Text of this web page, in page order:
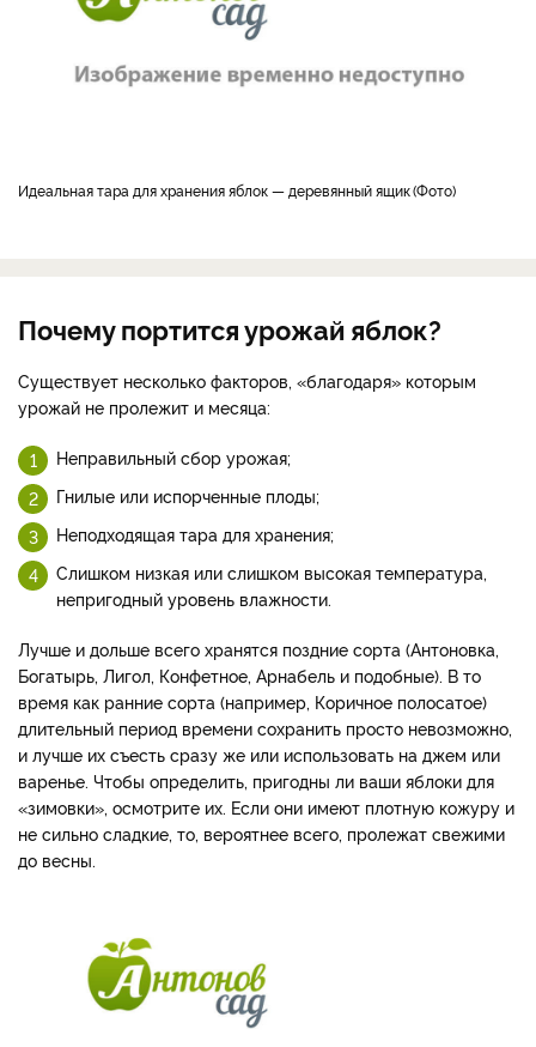
Идеальная тара для хранения яблок — деревянный ящик Фото
Почему портится урожай яблок?
Существует несколько факторов, «благодаря» которым
урожай не пролежит и месяца:
Неправильный сбор урожая;
Гнилые или испорченные плоды;
Неподходящая тара для хранения;
Слишком низкая или слишком высокая температура,
непригодный уровень влажности.
Лучше и дольше всего хранятся поздние сорта (Антоновка,
Богатырь, Лигол, Конфетное, Арнабель и подобные). В то
время как ранние сорта (например, Коричное полосатое)
длительный период времени сохранить просто невозможно,
и лучше их съесть сразу же или использовать на джем или
варенье. Чтобы определить, пригодны ли ваши яблоки для
«зимовки», осмотрите их. Если они имеют плотную кожуру и
не сильно сладкие, то, вероятнее всего, пролежат свежими
до весны.